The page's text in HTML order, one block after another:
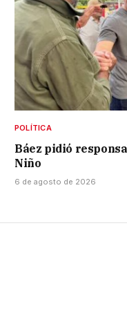
POLÍTICA
Báez pidió
Niño
6 de agosto de 2026